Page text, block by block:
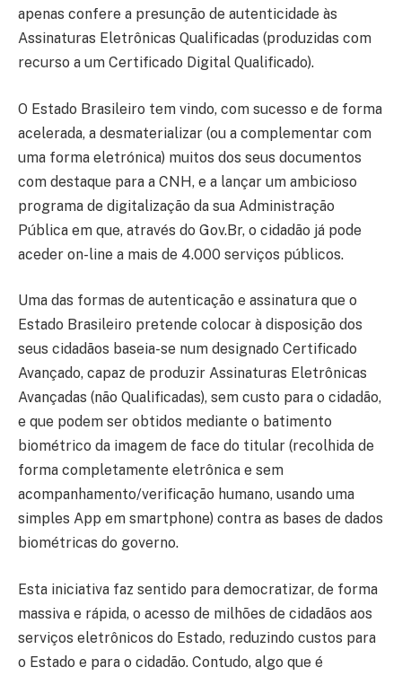
apenas confere a presunção de autenticidade às
Assinaturas Eletrônicas Qualificadas (produzidas com
recurso a um Certificado Digital Qualificado).
O Estado Brasileiro tem vindo, com sucesso e de forma
acelerada, a desmaterializar (ou a complementar com
uma forma eletrónica) muitos dos seus documentos
com destaque para a CNH, e a lançar um ambicioso
programa de digitalização da sua Administração
Pública em que, através do Gov.Br, o cidadão já pode
aceder on-line a mais de 4.000 serviços públicos.
Uma das formas de autenticação e assinatura que o
Estado Brasileiro pretende colocar à disposição dos
seus cidadãos baseia-se num designado Certificado
Avançado, capaz de produzir Assinaturas Eletrônicas
Avançadas (não Qualificadas), sem custo para o cidadão,
e que podem ser obtidos mediante o batimento
biométrico da imagem de face do titular (recolhida de
forma completamente eletrônica e sem
acompanhamento/verificação humano, usando uma
simples App em smartphone) contra as bases de dados
biométricas do governo.
Esta iniciativa faz sentido para democratizar, de forma
massiva e rápida, o acesso de milhões de cidadãos aos
serviços eletrônicos do Estado, reduzindo custos para
o Estado e para o cidadão. Contudo, algo que é